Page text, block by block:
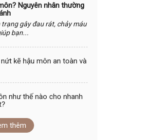
Nguyên nhân thường
gây đau rát, chảy máu
bạn...
kẽ hậu môn an toàn và
như thế nào cho nhanh
thêm